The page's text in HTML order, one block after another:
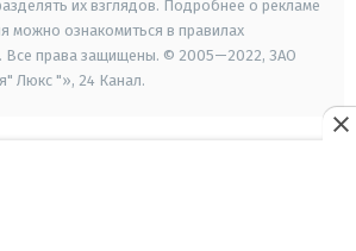
их взглядов. Подробнее о рекламе
можно ознакомиться в правилах
Все права защищены. © 2005—2022, ЗАО
Люкс "», 24 Канал.